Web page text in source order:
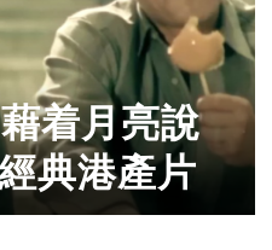
着月亮說
典港產片